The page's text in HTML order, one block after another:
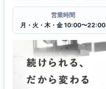
営業時間
月・火・木・金 10:00〜22:00